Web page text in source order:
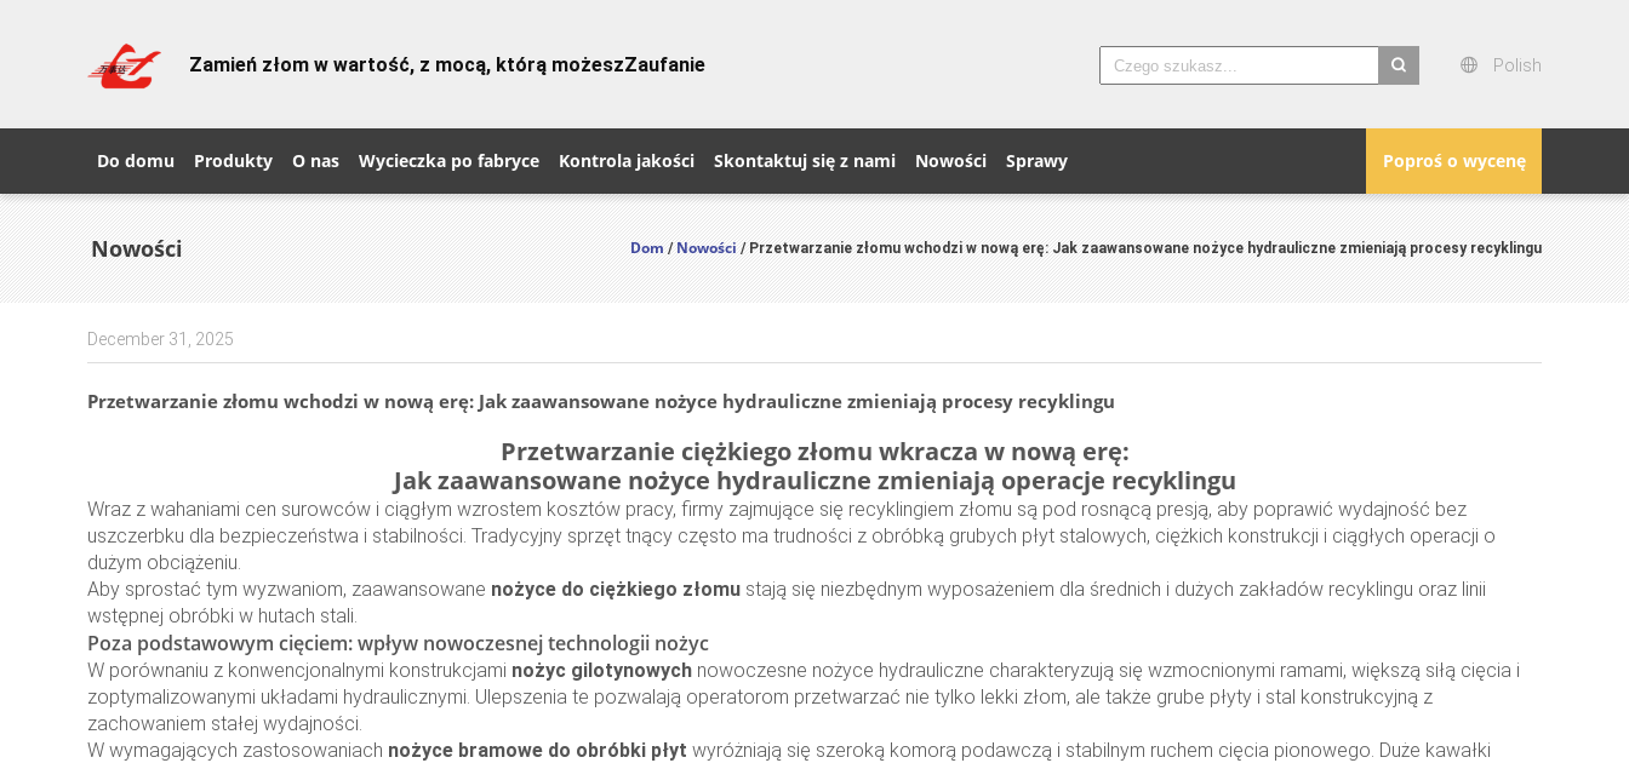
Zamień złom w wartość, z mocą, którą możeszZaufanie
Polish
Poproś o wycenę
Do domu Produkty O nas Wycieczka po fabryce Kontrola jakości Skontaktuj się z nami Nowości Sprawy
Nowości Dom /Nowości/ Przetwarzanie złomu wchodzi w nową erę: Jak zaawansowane nożyce hydrauliczne zmieniają procesy recyklingu
December 31, 2025
Przetwarzanie złomu wchodzi w nową erę: Jak zaawansowane nożyce hydrauliczne zmieniają procesy recyklingu
Przetwarzanie ciężkiego złomu wkracza w nową erę:
Jak zaawansowane nożyce hydrauliczne zmieniają operacje recyklingu
Wraz z wahaniami cen surowców i ciągłym wzrostem kosztów pracy, firmy zajmujące się recyklingiem złomu są pod rosnącą presją, aby poprawić wydajność bez
uszczerbku dla bezpieczeństwa i stabilności. Tradycyjny sprzęt tnący często ma trudności z obróbką grubych płyt stalowych, ciężkich konstrukcji i ciągłych operacji o
dużym obciążeniu.
Aby sprostać tym wyzwaniom, zaawansowane nożyce do ciężkiego złomu stają się niezbędnym wyposażeniem dla średnich i dużych zakładów recyklingu oraz linii
wstępnej obróbki w hutach stali.
Poza podstawowym cięciem: wpływ nowoczesnej technologii nożyc
W porównaniu z konwencjonalnymi konstrukcjami nożyc gilotynowych nowoczesne nożyce hydrauliczne charakteryzują się wzmocnionymi ramami, większą siłą cięcia i
zoptymalizowanymi układami hydraulicznymi. Ulepszenia te pozwalają operatorom przetwarzać nie tylko lekki złom, ale także grube płyty i stal konstrukcyjną z
zachowaniem stałej wydajności.
W wymagających zastosowaniach nożyce bramowe do obróbki płyt wyróżniają się szeroką komorą podawczą i stabilnym ruchem cięcia pionowego. Duże kawałki